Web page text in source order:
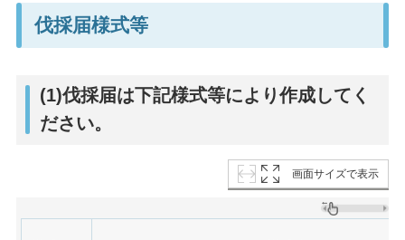
伐採届様式等
(1)伐採届は下記様式等により作成してく
ださい。
画面サイズで表示